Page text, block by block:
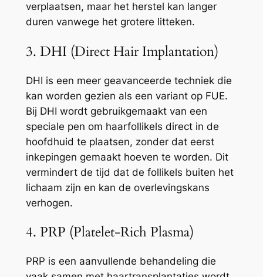
verplaatsen, maar het herstel kan langer
duren vanwege het grotere litteken.
3. DHI (Direct Hair Implantation)
DHI is een meer geavanceerde techniek die
kan worden gezien als een variant op FUE.
Bij DHI wordt gebruikgemaakt van een
speciale pen om haarfollikels direct in de
hoofdhuid te plaatsen, zonder dat eerst
inkepingen gemaakt hoeven te worden. Dit
vermindert de tijd dat de follikels buiten het
lichaam zijn en kan de overlevingskans
verhogen.
4. PRP (Platelet-Rich Plasma)
PRP is een aanvullende behandeling die